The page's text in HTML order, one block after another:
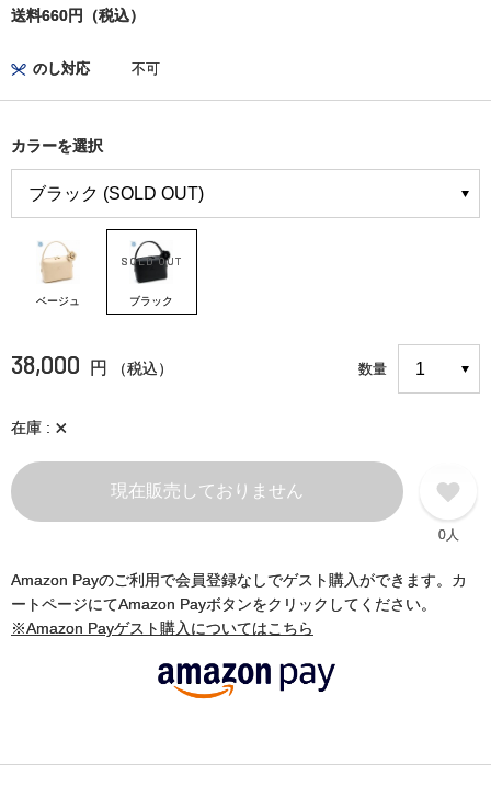
送料660円（税込）
のし対応 不可
カラーを選択
ベージュ ブラック
38,000 円 （税込） 数量
在庫 ×
現在販売しておりません
0人
Amazon Payのご利用で会員登録なしでゲスト購入ができます。カ
ートページにてAmazon Payボタンをクリックしてください。
※Amazon Payゲスト購入についてはこちら